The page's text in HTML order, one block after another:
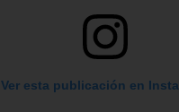
Ver esta publicación en